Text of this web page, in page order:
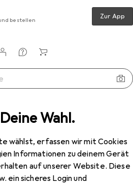
Wahl.
wählst, erfassen wir mit Cookies
Informationen zu deinem Gerät
auf unserer Website. Diese
ein sicheres Login und
bestellen Zur App
Rückenwind 802
Rückenwind 802